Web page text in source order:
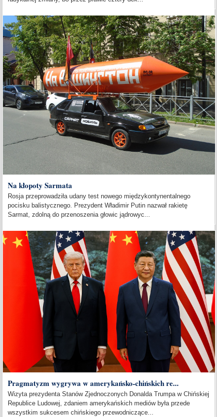
Na kłopoty Sarmata
Rosja przeprowadziła udany test nowego międzykontynentalnego
pocisku balistycznego. Prezydent Władimir Putin nazwał rakietę
Sarmat, zdolną do przenoszenia głowic jądrowyc...
Pragmatyzm wygrywa w amerykańsko-chińskich re...
Wizyta prezydenta Stanów Zjednoczonych Donalda Trumpa w Chińskiej
Republice Ludowej, zdaniem amerykańskich mediów była przede
wszystkim sukcesem chińskiego przewodniczące...